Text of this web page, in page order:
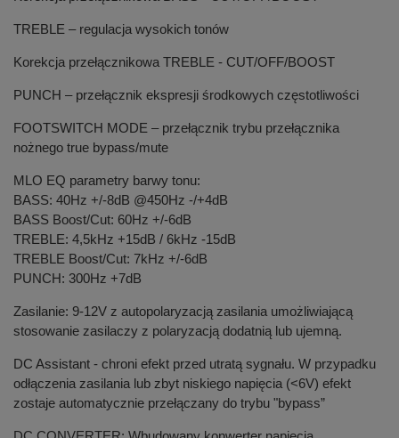
TREBLE – regulacja wysokich tonów
Korekcja przełącznikowa TREBLE - CUT/OFF/BOOST
PUNCH – przełącznik ekspresji środkowych częstotliwości
FOOTSWITCH MODE – przełącznik trybu przełącznika
nożnego true bypass/mute
MLO EQ parametry barwy tonu:
BASS: 40Hz +/-8dB @450Hz -/+4dB
BASS Boost/Cut: 60Hz +/-6dB
TREBLE: 4,5kHz +15dB / 6kHz -15dB
TREBLE Boost/Cut: 7kHz +/-6dB
PUNCH: 300Hz +7dB
Zasilanie: 9-12V z autopolaryzacją zasilania umożliwiającą
stosowanie zasilaczy z polaryzacją dodatnią lub ujemną.
DC Assistant - chroni efekt przed utratą sygnału. W przypadku
odłączenia zasilania lub zbyt niskiego napięcia (<6V) efekt
zostaje automatycznie przełączany do trybu "bypass”